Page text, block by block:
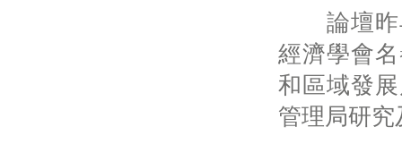
論壇昨早
經濟學會
和區域發
管理局研